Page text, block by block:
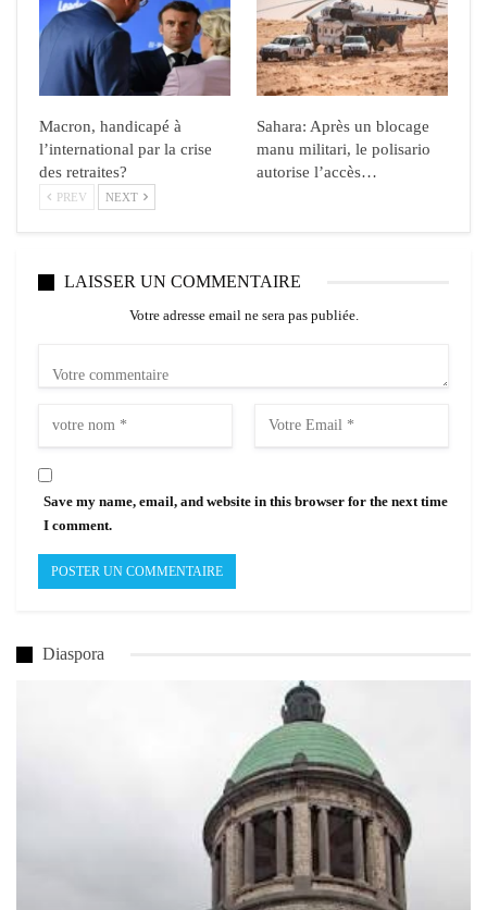
Macron, handicapé à
l’international par la crise
des retraites?
Sahara: Après un blocage
manu militari, le polisario
autorise l’accès…
PREV NEXT
LAISSER UN COMMENTAIRE
Votre adresse email ne sera pas publiée.
Save my name, email, and website in this browser for the next time
I comment.
Diaspora